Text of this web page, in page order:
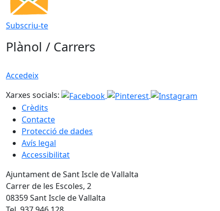
Subscriu-te
Plànol / Carrers
Accedeix
Xarxes socials:
Crèdits
Contacte
Protecció de dades
Avís legal
Accessibilitat
Ajuntament de Sant Iscle de Vallalta
Carrer de les Escoles, 2
08359 Sant Iscle de Vallalta